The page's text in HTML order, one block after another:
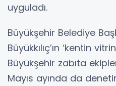
uyguladı.
Büyükşehir Belediye
Büyükkılıç’ın ‘kentin
Büyükşehir zabıta
Mayıs ayında da